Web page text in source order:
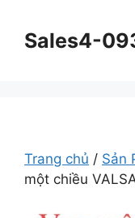
Sales4-
Trang chủ / Sản
một chiều